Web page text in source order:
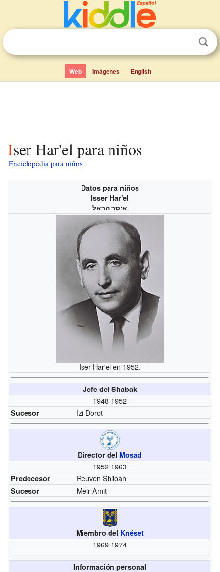
Web Imágenes English
Iser Har'el para niños
Enciclopedia para niños
Datos para niños
Isser Har'el
איסר הראל
Iser Har'el en 1952.
Jefe del Shabak
1948-1952
Sucesor Izi Dorot
Director del Mosad
1952-1963
Predecesor Reuven Shiloah
Sucesor Meir Amit
Miembro del Knéset
1969-1974
Información personal